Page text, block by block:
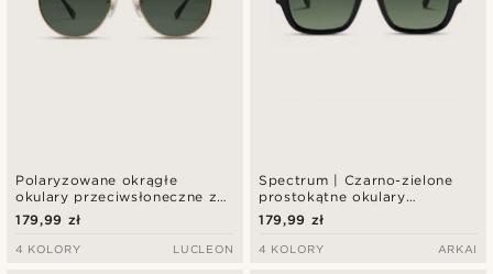
Polaryzowane okrągłe
okulary przeciwsłoneczne z
chirurgicznej stali w odcieniu
złota z zielonymi soczewkami
179,99 zł
4 KOLORY LUCLEON
Spectrum | Czarno-zielone
prostokątne okulary
przeciwsłoneczne
179,99 zł
4 KOLORY ARKAI